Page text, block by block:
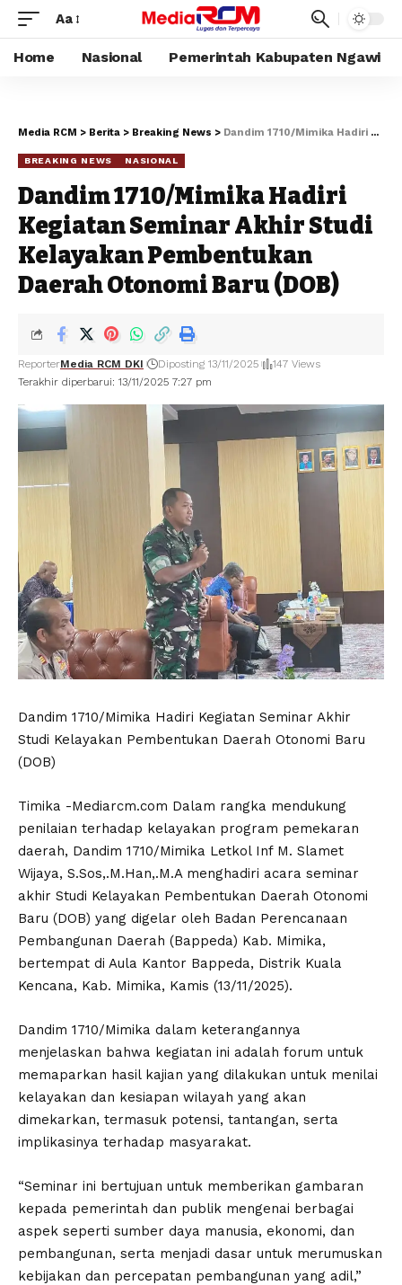
Aa
Home Nasional Pemerintah Kabupaten Ngawi
Media RCM > Berita > Breaking News > Dandim 1710/Mimika Hadiri Kegiatan Seminar Akhir Studi Kelayakan Pembentukan Daerah Otonomi Baru (DOB)
BREAKING NEWS NASIONAL
Dandim 1710/Mimika Hadiri
Kegiatan Seminar Akhir Studi
Kelayakan Pembentukan
Daerah Otonomi Baru (DOB)
Terakhir diperbarui: 13/11/2025 7:27 pm
ReporterMedia RCM DKI Diposting 13/11/2025 147 Views
Dandim 1710/Mimika Hadiri Kegiatan Seminar Akhir
Studi Kelayakan Pembentukan Daerah Otonomi Baru
(DOB)
Timika -Mediarcm.com Dalam rangka mendukung
penilaian terhadap kelayakan program pemekaran
daerah, Dandim 1710/Mimika Letkol Inf M. Slamet
Wijaya, S.Sos,.M.Han,.M.A menghadiri acara seminar
akhir Studi Kelayakan Pembentukan Daerah Otonomi
Baru (DOB) yang digelar oleh Badan Perencanaan
Pembangunan Daerah (Bappeda) Kab. Mimika,
bertempat di Aula Kantor Bappeda, Distrik Kuala
Kencana, Kab. Mimika, Kamis (13/11/2025).
Dandim 1710/Mimika dalam keterangannya
menjelaskan bahwa kegiatan ini adalah forum untuk
memaparkan hasil kajian yang dilakukan untuk menilai
kelayakan dan kesiapan wilayah yang akan
dimekarkan, termasuk potensi, tantangan, serta
implikasinya terhadap masyarakat.
“Seminar ini bertujuan untuk memberikan gambaran
kepada pemerintah dan publik mengenai berbagai
aspek seperti sumber daya manusia, ekonomi, dan
pembangunan, serta menjadi dasar untuk merumuskan
kebijakan dan percepatan pembangunan yang adil,”